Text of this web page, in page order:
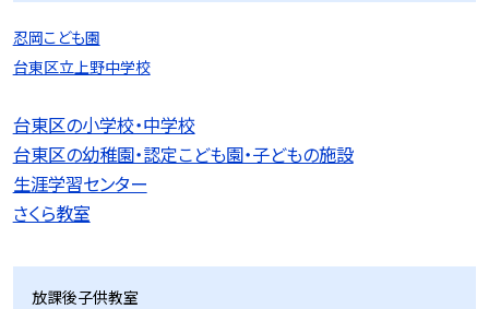
忍岡こども園
台東区立上野中学校
台東区の小学校・中学校
台東区の幼稚園・認定こども園・子どもの施設
生涯学習センター
さくら教室
放課後子供教室